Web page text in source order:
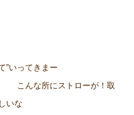
”いってきまー
ストローが！取
いな